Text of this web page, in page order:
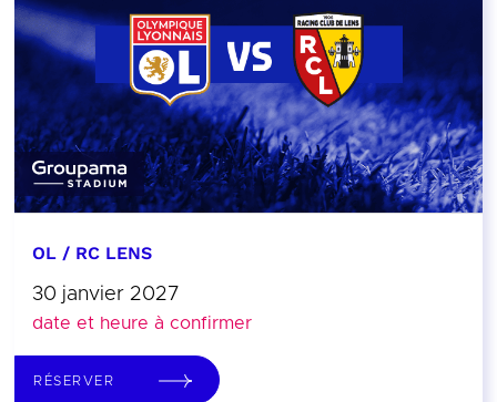
OL / RC LENS
30 janvier 2027
date et heure à confirmer
RÉSERVER